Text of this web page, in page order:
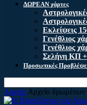
ΔΩΡΕΑΝ χάρτες
Εκλείψεις
Γενέθλιος
Γενέθλιος
Σελήνη ΚΠ
Προσωπικές
Αρχείο Αρχείο δρωμένων